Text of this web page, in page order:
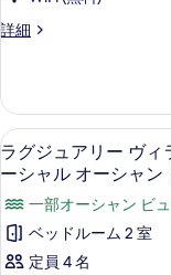
て
の
を
表
示
す
る
細
ィ
ベ
ッ
ド
ー
ム
詳細
ラ
ア
リ
ー
ヴ
ラ
ベ
ッ
ラ
グ
ジ
ュ
ア
7
ラグジュアリー ヴ
ーシャル オーシャン
一部オーシャン ビ
ベッドルーム 2 室
定員 4 名